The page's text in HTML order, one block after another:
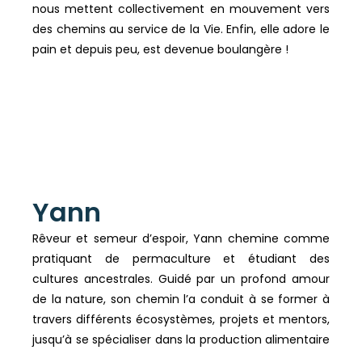
nous mettent collectivement en mouvement vers
des chemins au service de la Vie. Enfin, elle adore le
pain et depuis peu, est devenue boulangère !
Yann
Rêveur et semeur d’espoir, Yann chemine comme
pratiquant de permaculture et étudiant des
cultures ancestrales. Guidé par un profond amour
de la nature, son chemin l’a conduit à se former à
travers différents écosystèmes, projets et mentors,
jusqu’à se spécialiser dans la production alimentaire